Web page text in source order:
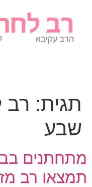
תגית: רב
שבע
מתחתנים
תמצאו רב